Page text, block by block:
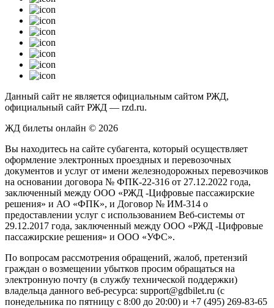
Данный сайт не является официальным сайтом РЖД,
официальный сайт РЖД — rzd.ru.
ЖД билеты онлайн © 2026
Вы находитесь на сайте субагента, который осуществляет
оформление электронных проездных и перевозочных
документов и услуг от имени железнодорожных перевозчиков
на основании договора № ФПК-22-316 от 27.12.2022 года,
заключенный между ООО «РЖД -Цифровые пассажирские
решения» и АО «ФПК», и Договор № ИМ-314 о
предоставлении услуг с использованием Веб-системы от
29.12.2017 года, заключенный между ООО «РЖД -Цифровые
пассажирские решения» и ООО «УФС».
По вопросам рассмотрения обращений, жалоб, претензий
граждан о возмещении убытков просим обращаться на
электронную почту (в службу технической поддержки)
владельца данного веб-ресурса: support@gdbilet.ru (с
понедельника по пятницу с 8:00 до 20:00) и +7 (495) 269-83-65